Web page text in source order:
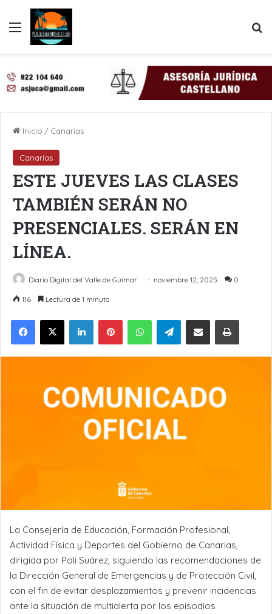
Menú
Inicio / Canarias
Canarias
ESTE JUEVES LAS CLASES
TAMBIÉN SERÁN NO
PRESENCIALES. SERÁN EN
LÍNEA.
Diario Digital del Valle de Güímar noviembre 12, 2025 0
116 Lectura de 1 minuto
LinkedInPinterestWhatsAppTelegramCompartir por Email Imprimir
La Consejería de Educación, Formación Profesional,
Actividad Física y Deportes del Gobierno de Canarias,
dirigida por Poli Suárez, siguiendo las recomendaciones de
la Dirección General de Emergencias y de Protección Civil,
con el fin de evitar desplazamientos y prevenir incidencias
ante la situación de multialerta por los episodios